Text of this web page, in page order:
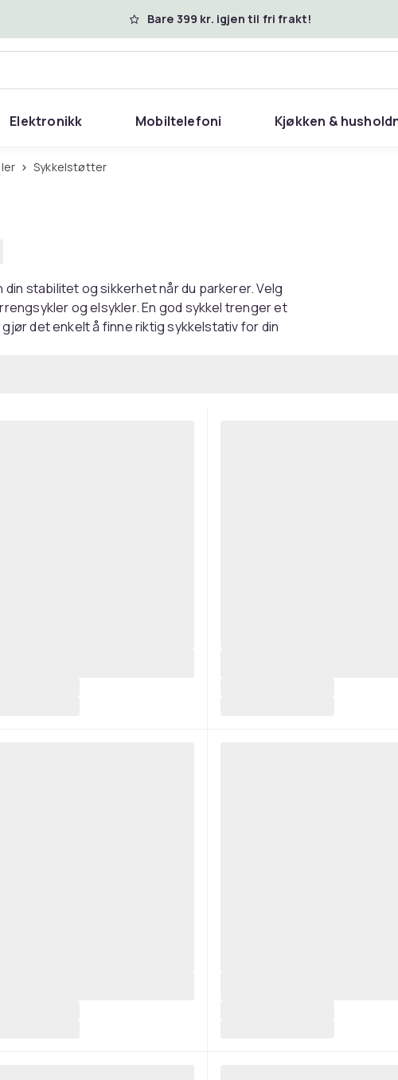
Bare 399 kr. igjen til fri frakt!
Elektronikk Mobiltelefoni Kjøkken &
Sykkelstøtter
stabilitet og sikkerhet når du parkerer. Velg
og elsykler. En god sykkel trenger et
det enkelt å finne riktig sykkelstativ for din